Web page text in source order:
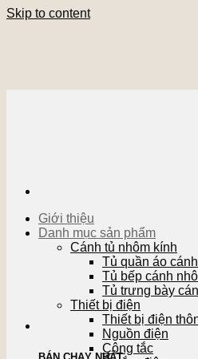
Skip to content
Giới thiệu
Danh mục sản phẩm
Cánh tủ nhôm kính
Tủ quần áo
Tủ bếp cánh
Tủ trưng bày
Thiết bị điện
Thiết bị điện
Nguồn điện